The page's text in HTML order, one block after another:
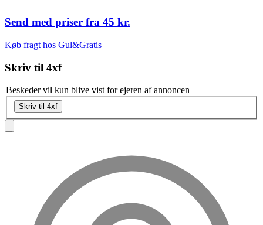
Send med priser fra 45 kr.
Køb fragt hos Gul&Gratis
Skriv til 4xf
Beskeder vil kun blive vist for ejeren af annoncen
Skriv til 4xf